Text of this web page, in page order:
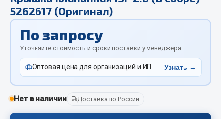
Отопители салона, подогреватели
Автономные воздушные отопители
Жидкостные подогреватели
Подогреватели тосола
5262617 (Оригинал)
По запросу
Уточняйте стоимость и сроки поставки у менеджера
Оптовая цена для организаций и ИП Узнать →
Нет в наличии Доставка по России